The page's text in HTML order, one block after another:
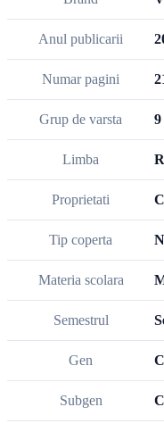
Anul publicarii
Numar pagini
Grup de varsta 9
Limba
Proprietati
Tip coperta
Materia scolara
Semestrul
Gen
Subgen